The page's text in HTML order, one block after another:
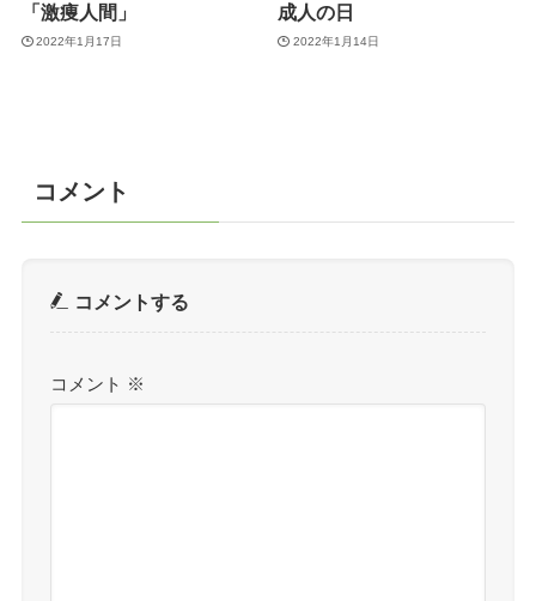
「激痩人間」
2022年1月17日
成人の日
2022年1月14日
コメント
コメントする
コメント ※